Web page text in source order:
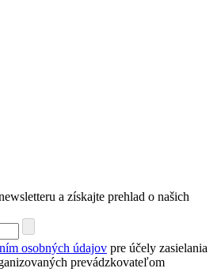
a získajte prehlad o našich
osobných údajov pre účely zasielania
prevádzkovateľom